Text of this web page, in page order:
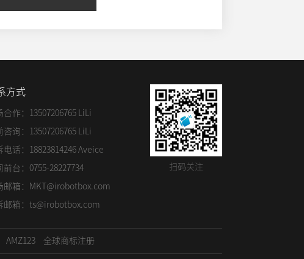
方式
合作：13507206765 LiLi
咨询：13507206765 LiLi
电话：18823814246 Aveice
前台：0755-28227734
邮箱： MKT@irobotbox.com
邮箱： ts@irobotbox.com
扫码关注
AMZ123 全球商标注册